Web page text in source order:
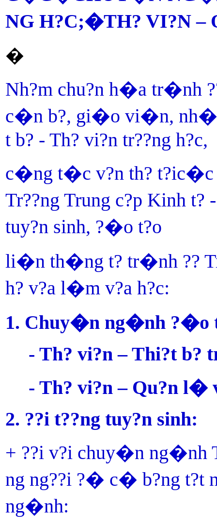
NG H?C;�TH? VI?N –
�
Nh?m chu?n h�a tr�nh
c�n b?, gi�o vi�n,
t b? - Th? vi?n tr??ng h?c,
c�ng t�c v?n th? t?ic�c
Tr??ng Trung c?p Kinh
tuy?n sinh, ?�o t?o
li�n th�ng t? tr�nh ??
h? v?a l�m v?a h?c:
1. Chuy�n ng�nh ?�o
- Th? vi?n – Thi?t b?
- Th? vi?n – Qu?n l�
2. ??i t??ng tuy?n sinh:
+ ??i v?i chuy�n ng�nh
ng ng??i ?� c� b?ng t?t
ng�nh: